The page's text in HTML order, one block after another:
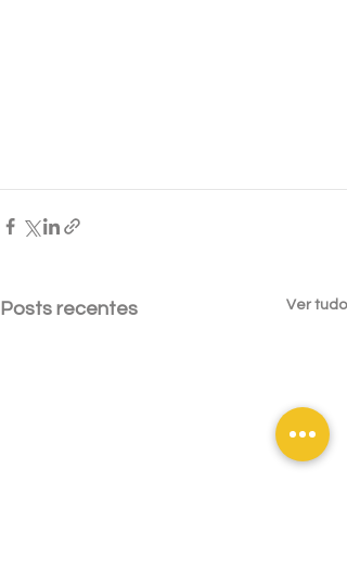
Posts recentes Ver tudo